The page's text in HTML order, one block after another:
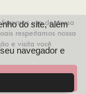
Reservados.
uso de nossa
respeitamos nossa
e visita você
do site, além
navegador e